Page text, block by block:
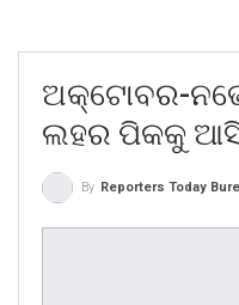
ଅକ୍ଟୋବର-
ଲହର ପିକକୁ
By Reporters Today